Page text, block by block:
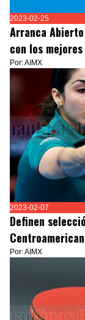
2023-02-25
Arranca
con los
Por: AIMX
2023-02-07
Definen
Por: AIMX